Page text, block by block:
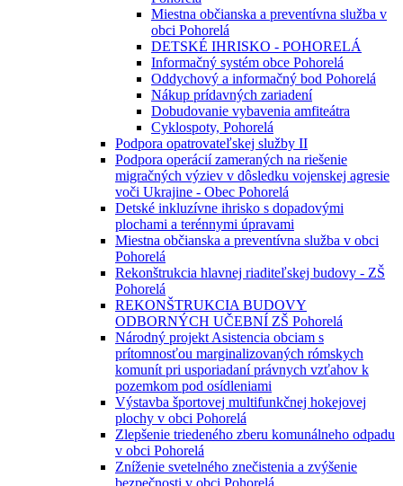
Miestna občianska a preventívna služba v
obci Pohorelá
DETSKÉ IHRISKO - POHORELÁ
Informačný systém obce Pohorelá
Oddychový a informačný bod Pohorelá
Nákup prídavných zariadení
Dobudovanie vybavenia amfiteátra
Cyklospoty, Pohorelá
Podpora opatrovateľskej služby II
Podpora operácií zameraných na riešenie
migračných výziev v dôsledku vojenskej agresie
voči Ukrajine - Obec Pohorelá
Detské inkluzívne ihrisko s dopadovými
plochami a terénnymi úpravami
Miestna občianska a preventívna služba v obci
Pohorelá
Rekonštrukcia hlavnej riaditeľskej budovy - ZŠ
Pohorelá
REKONŠTRUKCIA BUDOVY
ODBORNÝCH UČEBNÍ ZŠ Pohorelá
Národný projekt Asistencia obciam s
prítomnosťou marginalizovaných rómskych
komunít pri usporiadaní právnych vzťahov k
pozemkom pod osídleniami
Výstavba športovej multifunkčnej hokejovej
plochy v obci Pohorelá
Zlepšenie triedeného zberu komunálneho odpadu
v obci Pohorelá
Zníženie svetelného znečistenia a zvýšenie
bezpečnosti v obci Pohorelá